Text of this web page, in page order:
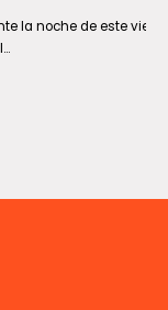
de este viernes